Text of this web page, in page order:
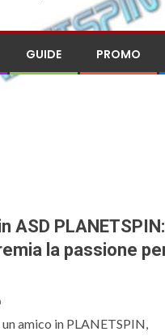
GUIDE PROMO
ASD PLANETSPIN:
la passione
amico in PLANETSPIN,